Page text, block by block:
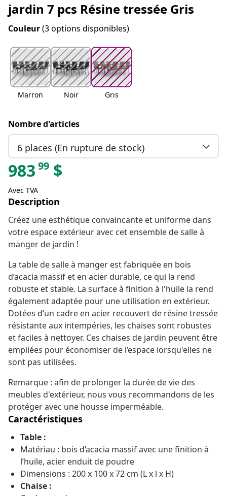
jardin 7 pcs Résine tressée Gris
Couleur(3 options disponibles)
Marron Noir Gris
Nombre d'articles
6 places (En rupture de stock)
983 99 $
Avec TVA
Description
Créez une esthétique convaincante et uniforme dans
votre espace extérieur avec cet ensemble de salle à
manger de jardin !
La table de salle à manger est fabriquée en bois
d’acacia massif et en acier durable, ce qui la rend
robuste et stable. La surface à finition à l'huile la rend
également adaptée pour une utilisation en extérieur.
Dotées d’un cadre en acier recouvert de résine tressée
résistante aux intempéries, les chaises sont robustes
et faciles à nettoyer. Ces chaises de jardin peuvent être
empilées pour économiser de l’espace lorsqu'elles ne
sont pas utilisées.
Remarque : afin de prolonger la durée de vie des
meubles d'extérieur, nous vous recommandons de les
protéger avec une housse imperméable.
Caractéristiques
Table :
Matériau : bois d’acacia massif avec une finition à
l’huile, acier enduit de poudre
Dimensions : 200 x 100 x 72 cm (L x l x H)
Chaise :